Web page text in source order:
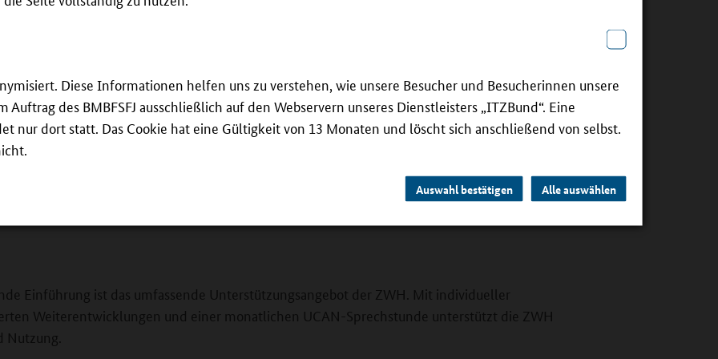
Diese Informationen helfen uns zu verstehen, wie unsere Besucher und Besucherinnen unsere
des BMBFSFJ ausschließlich auf den Webservern unseres Dienstleisters „ITZBund“. Eine
nur dort statt. Das Cookie hat eine Gültigkeit von 13 Monaten und löscht sich anschließend von selbst.
Auswahl bestätigen Alle auswählen
ermöglicht
für alle Beteiligten als
Einführungsphase war
unserer
persönlichen
Einführung ist das umfassende Unterstützungsangebot der ZWH. Mit individueller
Weiterentwicklungen und einer monatlichen UCAN-Sprechstunde unterstützt die ZWH